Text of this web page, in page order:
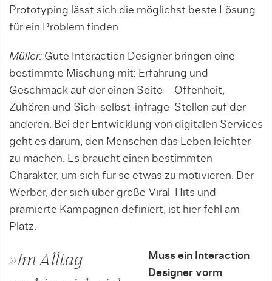
Prototyping lässt sich die möglichst beste Lösung
für ein Problem finden.
Müller: Gute Interaction Designer bringen eine
bestimmte Mischung mit: Erfahrung und
Geschmack auf der einen Seite – Offenheit,
Zuhören und Sich-selbst-infrage-Stellen auf der
anderen. Bei der Entwicklung von digitalen Services
geht es darum, den Menschen das Leben leichter
zu machen. Es braucht einen bestimmten
Charakter, um sich für so etwas zu motivieren. Der
Werber, der sich über große Viral-Hits und
prämierte Kampagnen definiert, ist hier fehl am
Platz.
»Im Alltag
Muss ein Interaction
Designer vorm